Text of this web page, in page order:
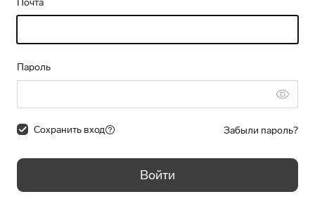
Почта
Пароль
Сохранить вход Забыли пароль?
Войти